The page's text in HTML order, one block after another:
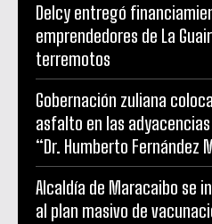
Delcy entregó
emprendedores de La
terremotos
Gobernación zuliana
asfalto en las
“Dr. Humberto Fernández
Alcaldía de Maracaibo se
al plan masivo de